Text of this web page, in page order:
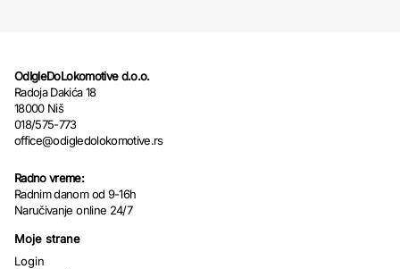
OdIgleDoLokomotive d.o.o.
Radoja Dakića 18
18000 Niš
018/575-773
office@odigledolokomotive.rs
Radno vreme:
Radnim danom od 9-16h
Naručivanje online 24/7
Moje strane
Login